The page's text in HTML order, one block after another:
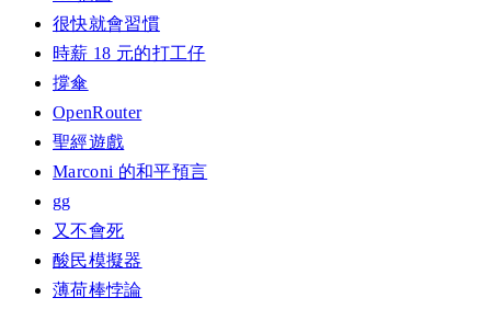
很快就會習慣
時薪 18 元的打工仔
撐傘
OpenRouter
聖經遊戲
Marconi 的和平預言
gg
又不會死
酸民模擬器
薄荷棒悖論